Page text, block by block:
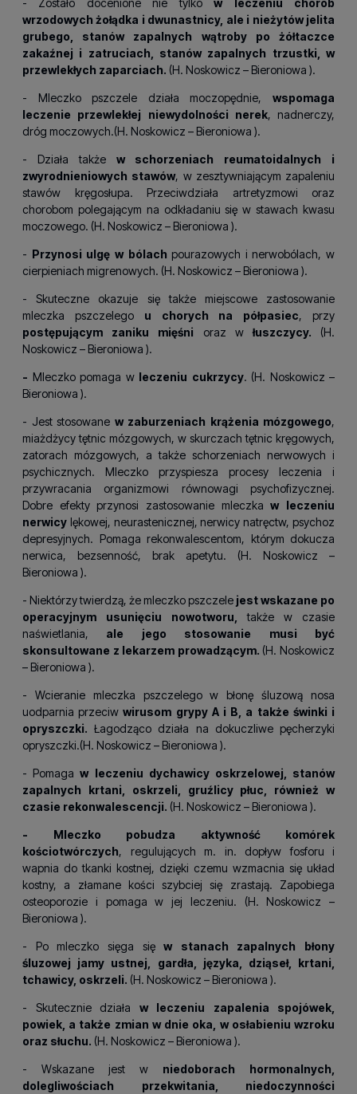
- Zostało docenione nie tylkow leczeniu chorób
wrzodowych żołądka i dwunastnicy, ale i nieżytów jelita
grubego, stanów zapalnych wątroby po żółtaczce
zakaźnej i zatruciach, stanów zapalnych trzustki, w
przewlekłych zaparciach. (H. Noskowicz – Bieroniowa ).
- Mleczko pszczele działa moczopędnie, wspomaga
leczenie przewlekłej niewydolności nerek, nadnerczy,
dróg moczowych.(H. Noskowicz – Bieroniowa ).
- Działa także w schorzeniach reumatoidalnych i
zwyrodnieniowych stawów, w zesztywniającym zapaleniu
stawów kręgosłupa. Przeciwdziała artretyzmowi oraz
chorobom polegającym na odkładaniu się w stawach kwasu
moczowego. (H. Noskowicz – Bieroniowa ).
- Przynosi ulgę w bólach pourazowych i nerwobólach, w
cierpieniach migrenowych. (H. Noskowicz – Bieroniowa ).
- Skuteczne okazuje się także miejscowe zastosowanie
mleczka pszczelego u chorych na półpasiec, przy
postępującym zaniku mięśni oraz włuszczycy. (H.
Noskowicz – Bieroniowa ).
- Mleczko pomaga w leczeniu cukrzycy. (H. Noskowicz –
Bieroniowa ).
- Jest stosowane w zaburzeniach krążenia mózgowego,
miażdżycy tętnic mózgowych, w skurczach tętnic kręgowych,
zatorach mózgowych, a także schorzeniach nerwowych i
psychicznych. Mleczko przyspiesza procesy leczenia i
przywracania organizmowi równowagi psychofizycznej.
Dobre efekty przynosi zastosowanie mleczkaw leczeniu
nerwicy lękowej, neurastenicznej, nerwicy natręctw, psychoz
depresyjnych. Pomaga rekonwalescentom, którym dokucza
nerwica, bezsenność, brak apetytu. (H.
Noskowicz –
Bieroniowa ).
- Niektórzy twierdzą, że mleczko pszczele jest wskazane po
operacyjnym usunięciu nowotworu, także w czasie
naświetlania, ale jego stosowanie musi być
skonsultowane z lekarzem prowadzącym. (H. Noskowicz
– Bieroniowa ).
- Wcieranie mleczka pszczelego w błonę śluzową nosa
uodparnia przeciwwirusom grypy A i B, a także świnki i
opryszczki. Łagodząco działa na dokuczliwe pęcherzyki
opryszczki.(H. Noskowicz – Bieroniowa ).
- Pomagaw leczeniu dychawicy oskrzelowej, stanów
zapalnych krtani, oskrzeli, gruźlicy płuc, również w
czasie rekonwalescencji. (H. Noskowicz – Bieroniowa ).
- Mleczko pobudza aktywność komórek
kościotwórczych, regulujących m. in. dopływ fosforu i
wapnia do tkanki kostnej, dzięki czemu wzmacnia się układ
kostny, a złamane kości szybciej się zrastają. Zapobiega
osteoporozie i pomaga w jej leczeniu. (H.
Noskowicz –
Bieroniowa ).
- Po mleczko sięga sięw stanach zapalnych błony
śluzowej jamy ustnej, gardła, języka, dziąseł, krtani,
tchawicy, oskrzeli. (H. Noskowicz – Bieroniowa ).
- Skutecznie działa w leczeniu zapalenia spojówek,
powiek, a także zmian w dnie oka, w osłabieniu wzroku
oraz słuchu. (H. Noskowicz – Bieroniowa ).
- Wskazane jest w niedoborach hormonalnych,
dolegliwościach przekwitania, niedoczynności